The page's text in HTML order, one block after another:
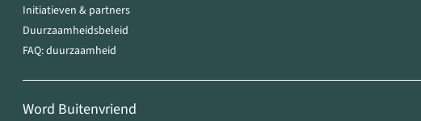
Initiatieven & partners
Duurzaamheidsbeleid
FAQ: duurzaamheid
Word Buitenvriend